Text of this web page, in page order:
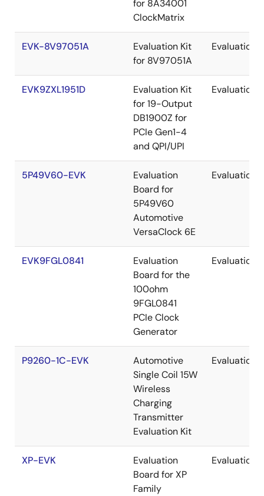
for 8A34001
ClockMatrix
EVK-8V97051A
Evaluation Kit
for 8V97051A
Evaluation
EVK9ZXL1951D
Evaluation Kit
for 19-Output
DB1900Z for
PCIe Gen1-4
and QPI/UPI
Evaluation
5P49V60-EVK
Evaluation
Board for
5P49V60
Automotive
VersaClock 6E
Evaluation
EVK9FGL0841
Evaluation
Board for the
100ohm
9FGL0841
PCIe Clock
Generator
Evaluation
P9260-1C-EVK
Automotive
Single Coil 15W
Wireless
Charging
Transmitter
Evaluation Kit
Evaluation
XP-EVK
Evaluation
Board for XP
Family
Evaluation